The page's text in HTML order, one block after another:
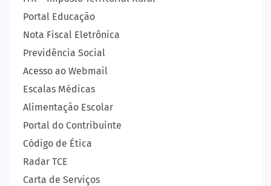
Portal Educação
Nota Fiscal Eletrônica
Previdência Social
Acesso ao Webmail
Escalas Médicas
Alimentação Escolar
Portal do Contribuinte
Código de Ética
Radar TCE
Carta de Serviços